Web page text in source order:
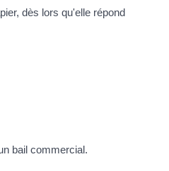
dès lors qu'elle répond
bail commercial.